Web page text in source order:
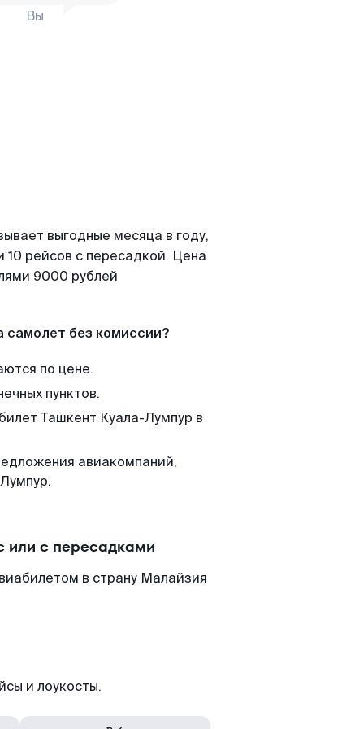
Вы
выгодные месяца в году,
рейсов с пересадкой. Цена
9000 рублей
самолет без комиссии?
по цене.
пунктов.
Ташкент Куала-Лумпур в
авиакомпаний,
или с пересадками
в страну Малайзия
и лоукосты.